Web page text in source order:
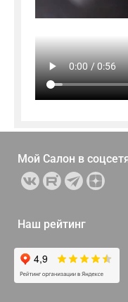
Мой Салон в
Наш рейтинг